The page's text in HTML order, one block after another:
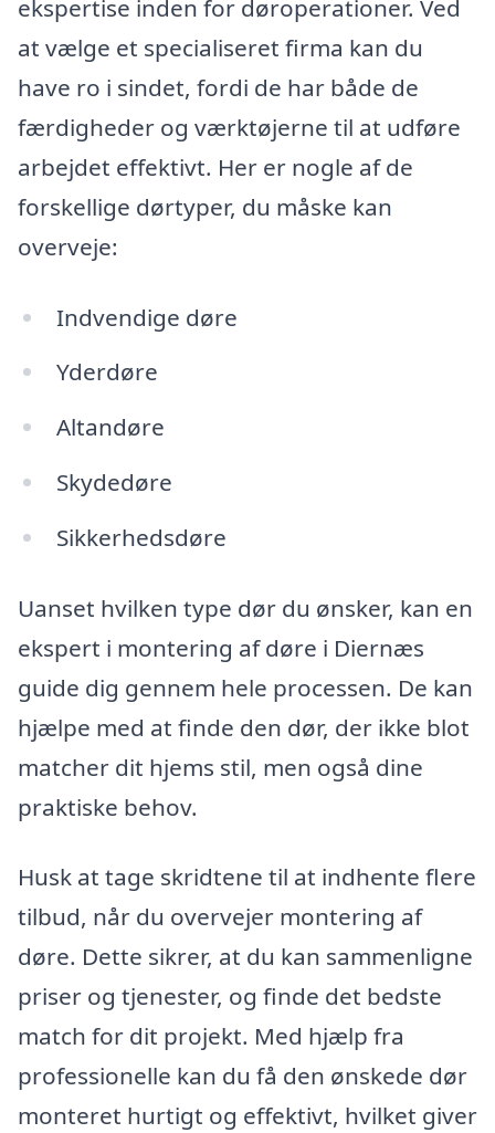
ekspertise inden for døroperationer. Ved
at vælge et specialiseret firma kan du
have ro i sindet, fordi de har både de
færdigheder og værktøjerne til at udføre
arbejdet effektivt. Her er nogle af de
forskellige dørtyper, du måske kan
overveje:
Indvendige døre
Yderdøre
Altandøre
Skydedøre
Sikkerhedsdøre
Uanset hvilken type dør du ønsker, kan en
ekspert i montering af døre i Diernæs
guide dig gennem hele processen. De kan
hjælpe med at finde den dør, der ikke blot
matcher dit hjems stil, men også dine
praktiske behov.
Husk at tage skridtene til at indhente flere
tilbud, når du overvejer montering af
døre. Dette sikrer, at du kan sammenligne
priser og tjenester, og finde det bedste
match for dit projekt. Med hjælp fra
professionelle kan du få den ønskede dør
monteret hurtigt og effektivt, hvilket giver